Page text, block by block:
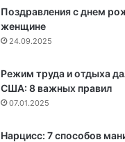
Поздравления с днем
женщине
24.09.2025
Режим труда и отдыха
США: 8 важных правил
07.01.2025
Нарцисс: 7 способов